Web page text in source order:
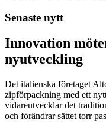
Senaste nytt
Innovation
nyutveckling
Det italienska företaget
zipförpackning med ett
vidareutvecklar det
och förändrar sättet torr